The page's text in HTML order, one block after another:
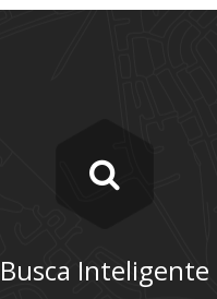
Busca Inteligente